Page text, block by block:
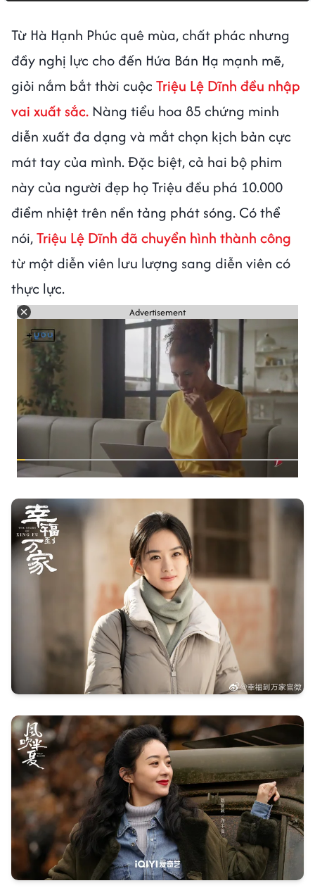
Từ Hà Hạnh Phúc quê mùa, chất phác nhưng
đầy nghị lực cho đến Hứa Bán Hạ mạnh mẽ,
giỏi nắm bắt thời cuộc Triệu Lệ Dĩnh đều nhập
vai xuất sắc. Nàng tiểu hoa 85 chứng minh
diễn xuất đa dạng và mắt chọn kịch bản cực
mát tay của mình. Đặc biệt, cả hai bộ phim
này của người đẹp họ Triệu đều phá 10.000
điểm nhiệt trên nền tảng phát sóng. Có thể
nói,Triệu Lệ Dĩnh đã chuyển hình thành công
từ một diễn viên lưu lượng sang diễn viên có
thực lực.
Advertisement